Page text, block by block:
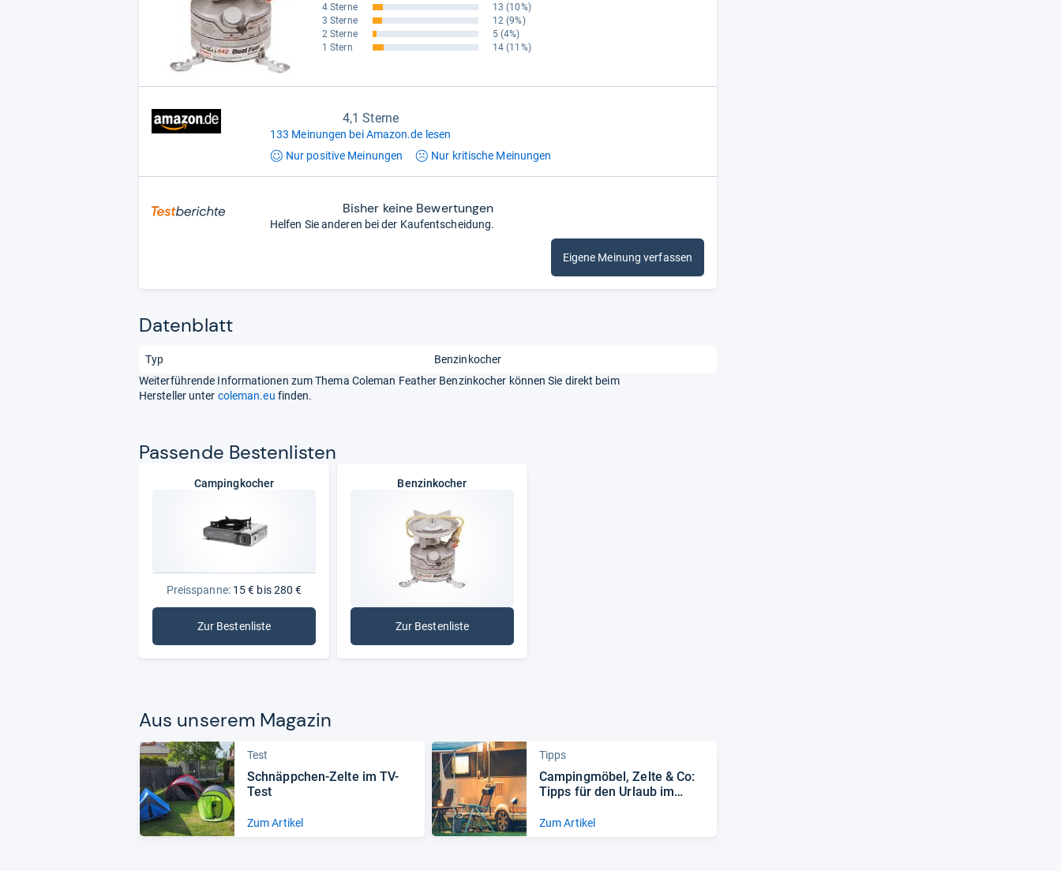
4 Sterne
13 (10%)
3 Sterne
12 (9%)
2 Sterne
5 (4%)
1 Stern
14 (11%)
4,1 Sterne
133 Meinungen bei Amazon.de lesen
Nur positive Meinungen Nur kritische Meinungen
Bisher keine Bewertungen
Helfen Sie anderen bei der Kaufentscheidung.
Eigene Meinung verfassen
Datenblatt
Typ
Benzinkocher
Weiterführende Informationen zum Thema Coleman Feather Benzinkocher können Sie direkt beim
Hersteller unter coleman.eu finden.
Pas­sende Bes­ten­lis­ten
Campingkocher
Preisspanne:15 € bis 280 €
Zur Bestenliste: Campingkocher
Benzinkocher
Zur Bestenliste
: Benzinkocher
Aus unse­rem Maga­zin
Test
Schnäpp­chen-​Zelte im TV-​
Test
Zum Artikel
Tipps
Cam­ping­mö­bel, Zelte & Co:
Tipps für den Urlaub im
Zum Artikel